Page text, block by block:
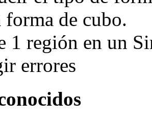
forma de cubo.
1 región en un
errores